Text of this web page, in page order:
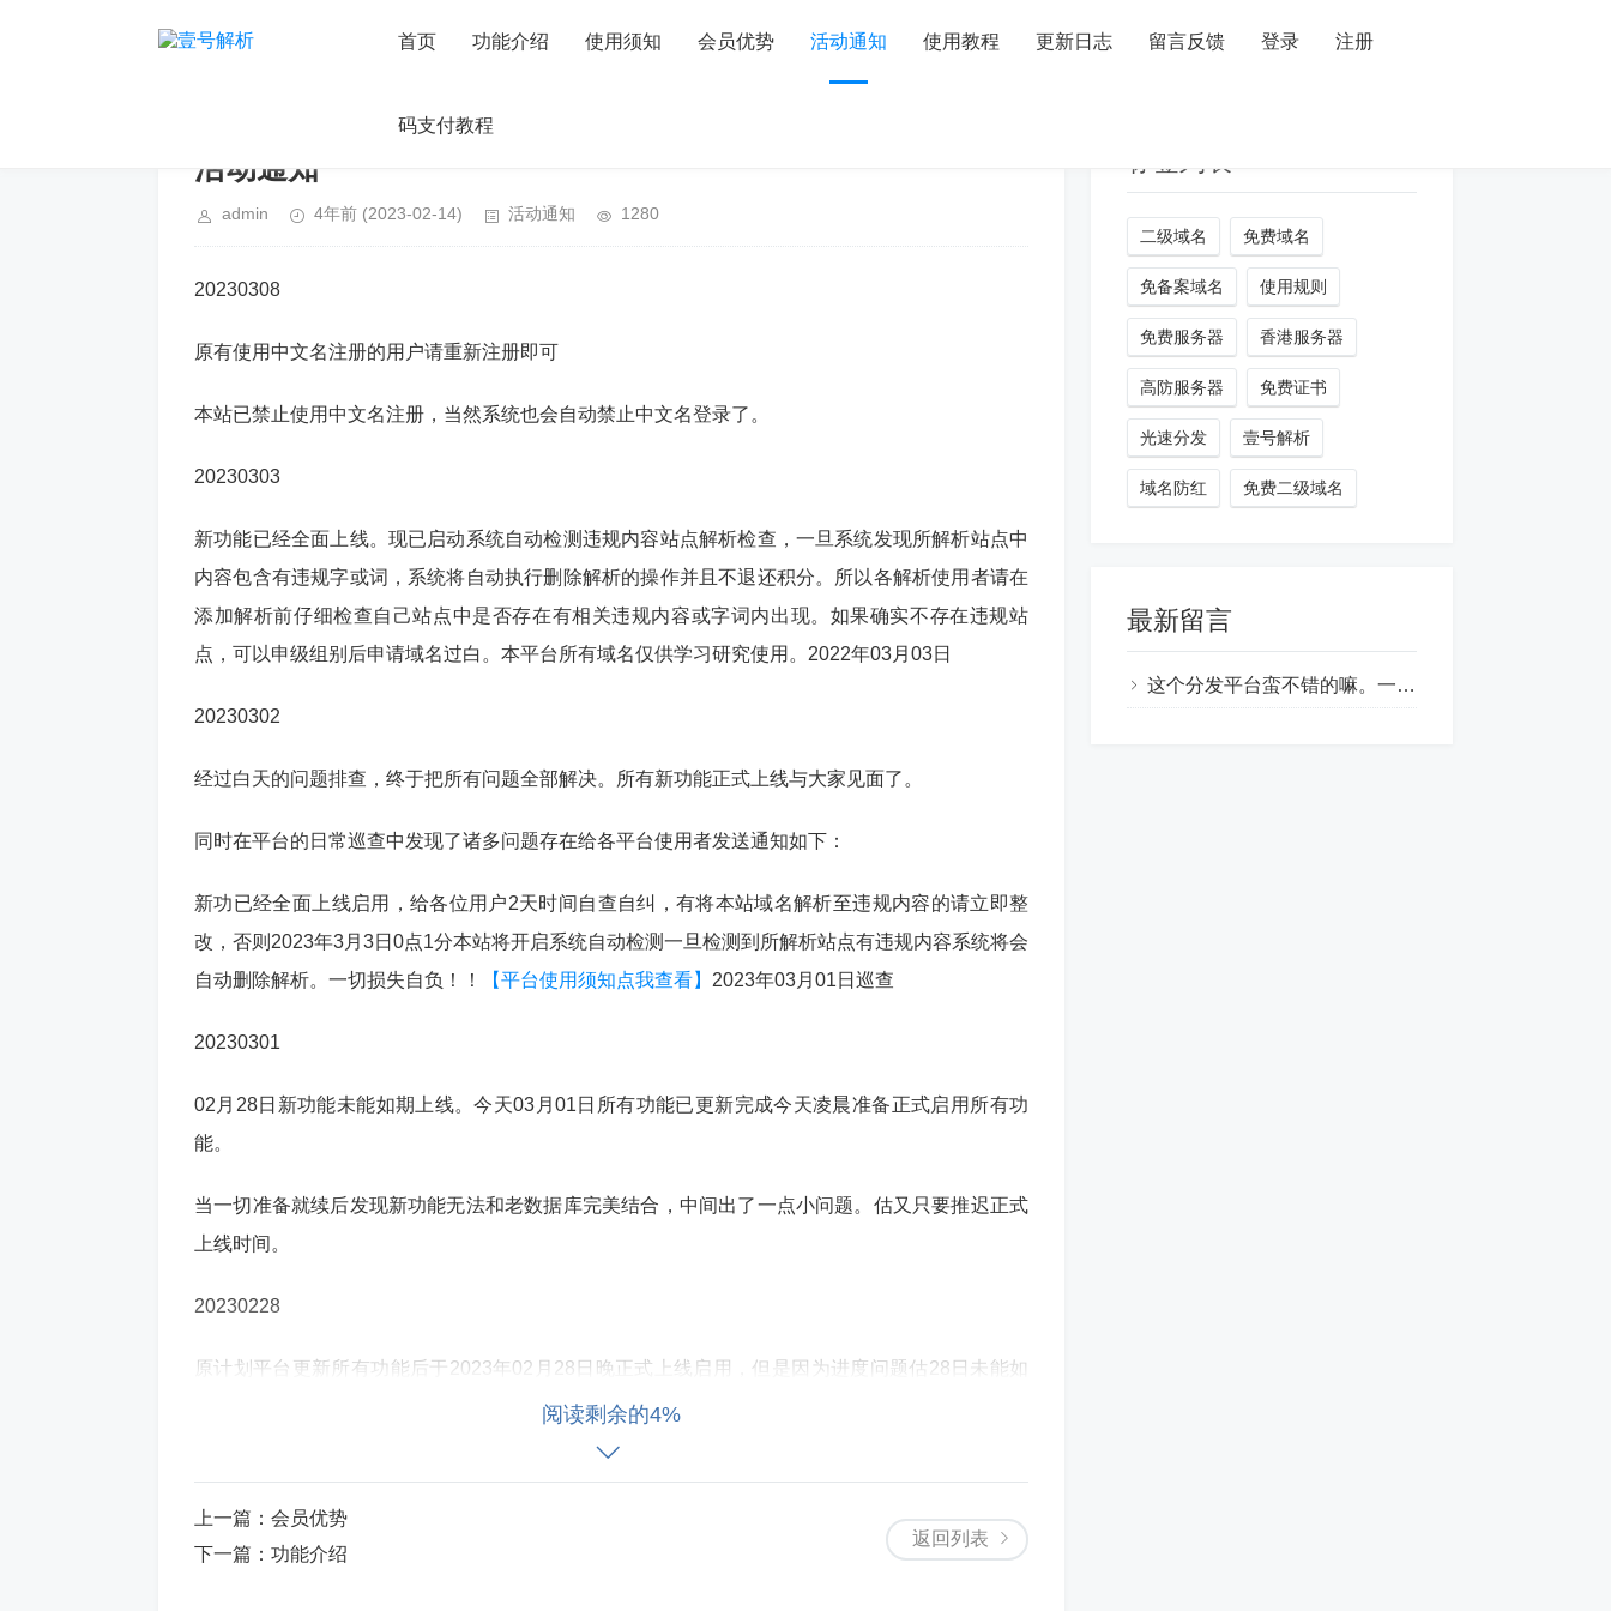
首页 功能介绍 使用须知 会员优势 活动通知 使用教程 更新日志 留言反馈 登录 注册
码支付教程
活动通知
admin 4年前 (2023-02-14) 活动通知 1280
20230308
原有使用中文名注册的用户请重新注册即可
本站已禁止使用中文名注册，当然系统也会自动禁止中文名登录了。
20230303
新功能已经全面上线。现已启动系统自动检测违规内容站点解析检查，一旦系统发现所解析站点中
内容包含有违规字或词，系统将自动执行删除解析的操作并且不退还积分。所以各解析使用者请在
添加解析前仔细检查自己站点中是否存在有相关违规内容或字词内出现。如果确实不存在违规站
点，可以申级组别后申请域名过白。本平台所有域名仅供学习研究使用。2022年03月03日
20230302
经过白天的问题排查，终于把所有问题全部解决。所有新功能正式上线与大家见面了。
同时在平台的日常巡查中发现了诸多问题存在给各平台使用者发送通知如下：
新功已经全面上线启用，给各位用户2天时间自查自纠，有将本站域名解析至违规内容的请立即整
改，否则2023年3月3日0点1分本站将开启系统自动检测一旦检测到所解析站点有违规内容系统将会
自动删除解析。一切损失自负！！
【平台使用须知点我查看】 2023年03月01日巡查
20230301
02月28日新功能未能如期上线。今天03月01日所有功能已更新完成今天凌晨准备正式启用所有功
能。
当一切准备就续后发现新功能无法和老数据库完美结合，中间出了一点小问题。估又只要推迟正式
上线时间。
20230228
原计划平台更新所有功能后于2023年02月28日晚正式上线启用，但是因为进度问题估28日未能如
码支付
蜗牛源码支付
阅读剩余的4%
返回列表
上一篇： 会员优势
下一篇： 功能介绍
标签列表
二级域名 免费域名
免备案域名 使用规则
免费服务器 香港服务器
高防服务器 免费证书
光速分发 壹号解析
域名防红 免费二级域名
最新留言
这个分发平台蛮不错的嘛。一个简单的快乐分发平台让你们开发出来这么强大的功能。很好使用。特别是海外域名让我运营业务的时候得心应手啊